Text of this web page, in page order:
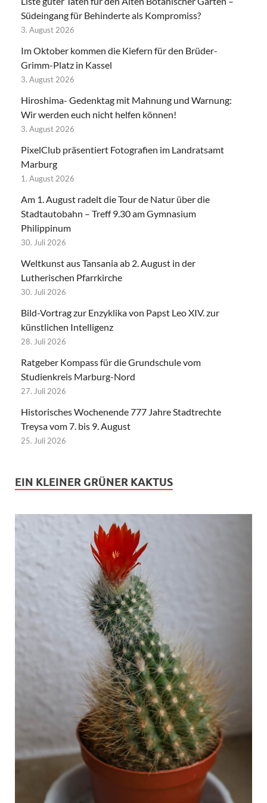
Südeingang für Behinderte als Kompromiss?
3. August 2026
Im Oktober kommen die Kiefern für den Brüder-
Grimm-Platz in Kassel
3. August 2026
Hiroshima- Gedenktag mit Mahnung und Warnung:
Wir werden euch nicht helfen können!
3. August 2026
PixelClub präsentiert Fotografien im Landratsamt
Marburg
1. August 2026
Am 1. August radelt die Tour de Natur über die
Stadtautobahn – Treff 9.30 am Gymnasium
Philippinum
30. Juli 2026
Weltkunst aus Tansania ab 2. August in der
Lutherischen Pfarrkirche
30. Juli 2026
Bild-Vortrag zur Enzyklika von Papst Leo XIV. zur
künstlichen Intelligenz
28. Juli 2026
Ratgeber Kompass für die Grundschule vom
Studienkreis Marburg-Nord
27. Juli 2026
Historisches Wochenende 777 Jahre Stadtrechte
Treysa vom 7. bis 9. August
25. Juli 2026
EIN KLEINER GRÜNER KAKTUS